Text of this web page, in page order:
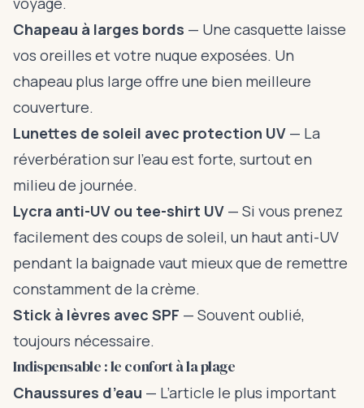
Chapeau à larges bords — Une casquette laisse
vos oreilles et votre nuque exposées. Un
chapeau plus large offre une bien meilleure
couverture.
Lunettes de soleil avec protection UV — La
réverbération sur l’eau est forte, surtout en
milieu de journée.
Lycra anti-UV ou tee-shirt UV — Si vous prenez
facilement des coups de soleil, un haut anti-UV
pendant la baignade vaut mieux que de remettre
constamment de la crème.
Stick à lèvres avec SPF — Souvent oublié,
toujours nécessaire.
Indispensable : le confort à la plage
Chaussures d’eau — L’article le plus important